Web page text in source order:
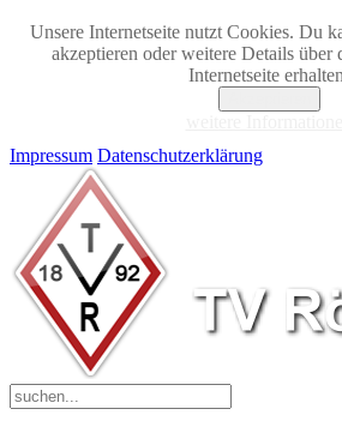
Unsere Internetseite nutzt Cookies. Du
akzeptieren oder weitere Details über
Internetseite
Impressum Datenschutzerklärung